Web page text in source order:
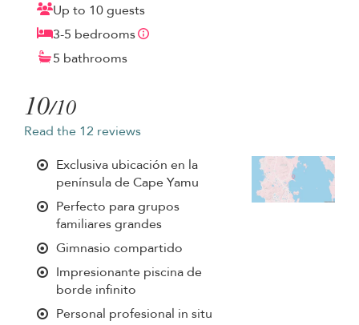
Up to 10 guests
3-5 bedrooms
5 bathrooms
10/10
Read the 12 reviews
Exclusiva ubicación en la
península de Cape Yamu
Perfecto para grupos
familiares grandes
Gimnasio compartido
Impresionante piscina de
borde infinito
Personal profesional in situ